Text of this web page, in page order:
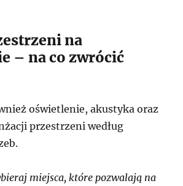
na
– na co zwrócić
oświetlenie, akustyka oraz
przestrzeni według
miejsca, które pozwalają na